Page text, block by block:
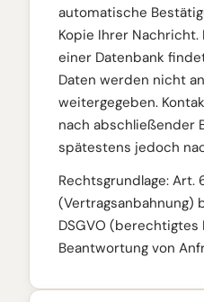
automatische
Kopie Ihrer Nachricht.
einer Datenbank
Daten werden nicht
weitergegeben.
nach abschließender
spätestens jedoch
Rechtsgrundlage: Art.
(Vertragsanbahnung)
DSGVO
Beantwortung von